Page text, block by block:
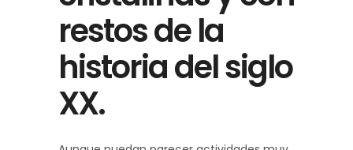
restos de la
historia del siglo
XX.